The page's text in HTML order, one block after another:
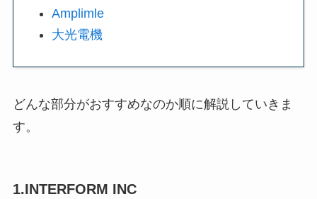
Amplimle
大光電機
どんな部分がおすすめなのか順に解説していきま
す。
1.INTERFORM INC